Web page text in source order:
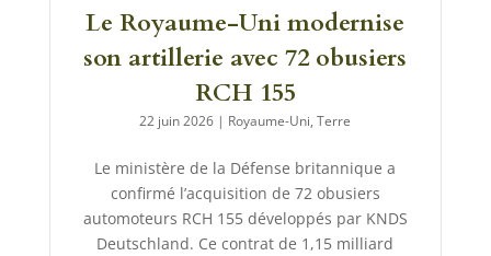
Le Royaume-Uni modernise
son artillerie avec 72 obusiers
RCH 155
22 juin 2026 | Royaume-Uni,Terre
Le ministère de la Défense britannique a
confirmé l’acquisition de 72 obusiers
automoteurs RCH 155 développés par KNDS
Deutschland. Ce contrat de 1,15 milliard